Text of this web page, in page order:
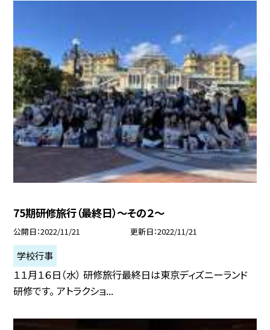
75期研修旅行（最終日）〜その２〜
公開日 2022/11/21 更新日 2022/11/21
学校行事
１１月１６日（水） 研修旅行最終日は東京ディズニーランド
研修です。 アトラクショ...